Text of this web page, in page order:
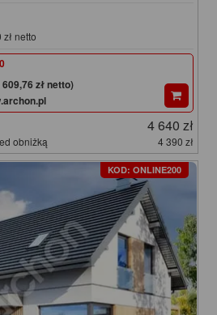
netto
609,76 zł netto)
4 640 zł
obniżką 4 390 zł
KOD: ONLINE200